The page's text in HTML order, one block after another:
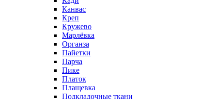
Канвас
Креп
Кружево
Марлёвка
Органза
Пайетки
Парча
Пике
Платок
Плащевка
Подкладочные ткани